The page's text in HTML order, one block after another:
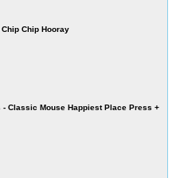
Chip Hooray
Classic Mouse Happiest Place Press +